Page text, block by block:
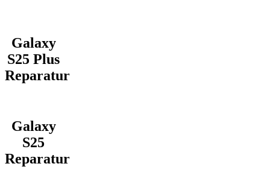
Galaxy
S25 Plus
Reparatur
Galaxy
S25
Reparatur